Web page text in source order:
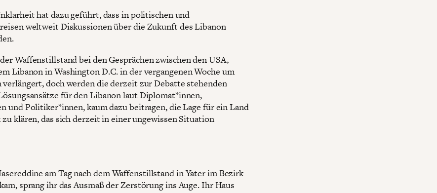
hat dazu geführt, dass in politischen und
weltweit Diskussionen über die Zukunft des Libanon
Waffenstillstand bei den Gesprächen zwischen den USA,
Libanon in Washington D.C. in der vergangenen Woche um
verlängert, doch werden die derzeit zur Debatte stehenden
für den Libanon laut Diplomat*innen,
und Politiker*innen, kaum dazu beitragen, die Lage für ein Land
klären, das sich derzeit in einer ungewissen Situation
am Tag nach dem Waffenstillstand in Yater im Bezirk
sprang ihr das Ausmaß der Zerstörung ins Auge. Ihr Haus